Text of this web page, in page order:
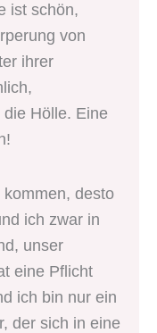
ist schön,
von
ihrer
Hölle. Eine
desto
ich zwar in
unser
eine Pflicht
ich bin nur ein
der sich in eine